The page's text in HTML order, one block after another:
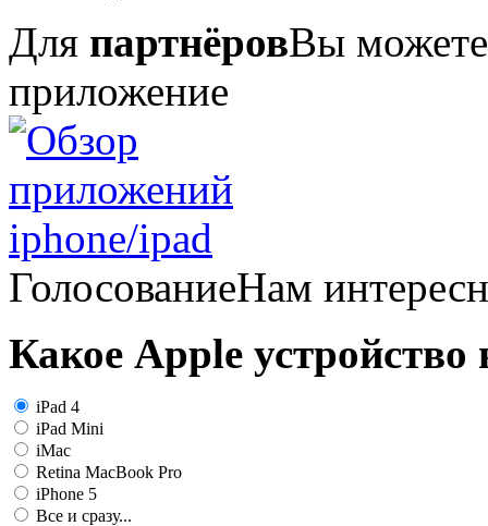
Для партнёровВы можете
приложение
ГолосованиеНам
Какое Apple устройство
iPad 4
iPad Mini
iMac
Retina MacBook Pro
iPhone 5
Все и сразу...